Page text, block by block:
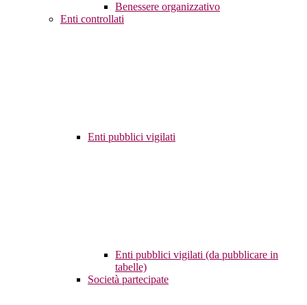
Benessere organizzativo
Enti controllati
Enti pubblici vigilati
Enti pubblici vigilati (da pubblicare in
tabelle)
Società partecipate